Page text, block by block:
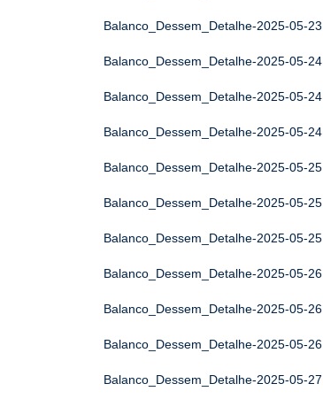
Balanco_Dessem_Detalhe-2025-05-23
Balanco_Dessem_Detalhe-2025-05-24
Balanco_Dessem_Detalhe-2025-05-24
Balanco_Dessem_Detalhe-2025-05-24
Balanco_Dessem_Detalhe-2025-05-25
Balanco_Dessem_Detalhe-2025-05-25
Balanco_Dessem_Detalhe-2025-05-25
Balanco_Dessem_Detalhe-2025-05-26
Balanco_Dessem_Detalhe-2025-05-26
Balanco_Dessem_Detalhe-2025-05-26
Balanco_Dessem_Detalhe-2025-05-27